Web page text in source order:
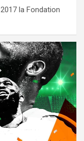
la Fondation